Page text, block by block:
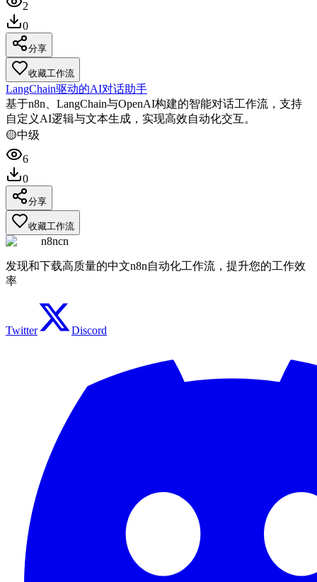
2
0
分享
收藏工作流
LangChain驱动的AI对话助手
基于n8n、LangChain与OpenAI构建的智能对话工作流，支持
自定义AI逻辑与文本生成，实现高效自动化交互。
🟡中级
6
0
分享
收藏工作流
n8ncn
发现和下载高质量的中文n8n自动化工作流，提升您的工作效
率
Twitter Discord